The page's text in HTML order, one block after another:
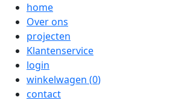
home
Over ons
projecten
Klantenservice
login
winkelwagen (0)
contact